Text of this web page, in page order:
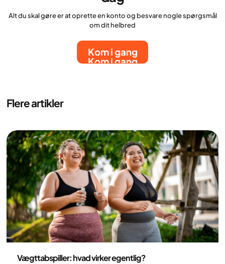
Alt du skal gøre er at oprette en konto og besvare nogle spørgsmål
om dit helbred
Kom i gang
Kom i gang
Flere artikler
Vægttabspiller: hvad virker egentlig?